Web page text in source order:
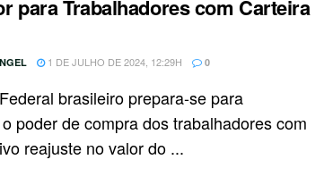
para Trabalhadores com Carteira
1 DE JULHO DE 2024, 12:29H 0
brasileiro prepara-se para
poder de compra dos trabalhadores com
reajuste no valor do ...